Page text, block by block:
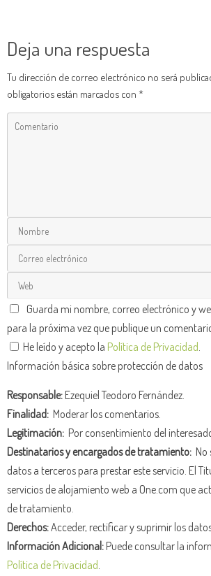
Deja una respuesta
Tu dirección de correo electrónico no será
obligatorios están marcados con *
Guarda mi nombre, correo electrónico y
para la próxima vez que publique un
He leído y acepto la Política de Privacidad
Información básica sobre protección de datos
Responsable:Ezequiel Teodoro Fernández.
Finalidad: Moderar los comentarios.
Legitimación: Por consentimiento del
Destinatarios y encargados de tratamiento: No
datos a terceros para prestar este servicio. El
servicios de alojamiento web a One.com que
de tratamiento.
Derechos:Acceder, rectificar y suprimir los
Información Adicional:Puede consultar la
Política de Privacidad